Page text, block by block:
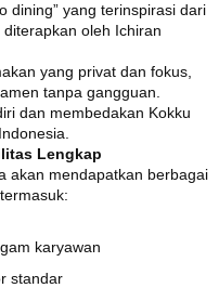
dining” yang terinspirasi dari
oleh Ichiran
yang privat dan fokus,
tanpa gangguan.
dan membedakan Kokku
Lengkap
akan mendapatkan berbagai
karyawan
standar